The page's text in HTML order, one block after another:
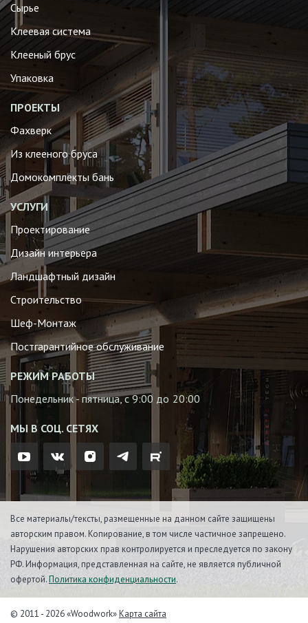
Сырье
Клеевая система
Клееный брус
Упаковка
ПРОЕКТЫ
Фахверк
Из клееного бруса
Домокомплекты бань
УСЛУГИ
Проектирование
Дизайн интерьера
Ландшафтный дизайн
Строительство
Шеф-Монтаж
Постгарантийное обслуживание
РЕЖИМ РАБОТЫ
Понедельник - пятница, с 9:00 до 20:00
МЫ В СОЦ. СЕТЯХ
Все материалы/тексты, размещенные на данном сайте защищены
авторским правом. Копирование, в том числе частичное запрещено.
Нарушения авторских прав контролируется и преследуется по закону
РФ. Информация, представленная на сайте, не является публичной
офертой.Политика конфиденциальности.
© 2011 - 2026 «Woodwork»Карта сайта